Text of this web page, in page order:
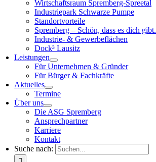
Wirtschaftsraum Spremberg-Spreetal
Industriepark Schwarze Pumpe
Standortvorteile
Spremberg – Schön, dass es dich gibt.
Industrie- & Gewerbeflächen
Dock³ Lausitz
Leistungen
Für Unternehmen & Gründer
Für Bürger & Fachkräfte
Aktuelles
Termine
Über uns
Die ASG Spremberg
Ansprechpartner
Karriere
Kontakt
Suche nach: